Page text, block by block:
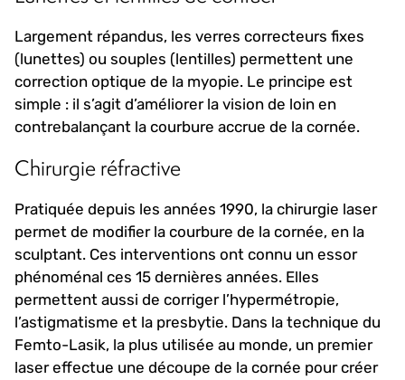
Largement répandus, les verres correcteurs fixes
(lunettes) ou souples (lentilles) permettent une
correction optique de la myopie. Le principe est
simple : il s’agit d’améliorer la vision de loin en
contrebalançant la courbure accrue de la cornée.
Chirurgie réfractive
Pratiquée depuis les années 1990, la chirurgie laser
permet de modifier la courbure de la cornée, en la
sculptant. Ces interventions ont connu un essor
phénoménal ces 15 dernières années. Elles
permettent aussi de corriger l’hypermétropie,
l’astigmatisme et la presbytie. Dans la technique du
Femto-Lasik, la plus utilisée au monde, un premier
laser effectue une découpe de la cornée pour créer